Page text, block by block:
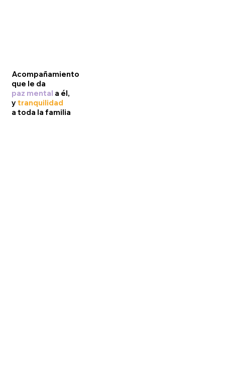
Acompañamiento
que le da
paz mental a él,
y tranquilidad
a toda la familia